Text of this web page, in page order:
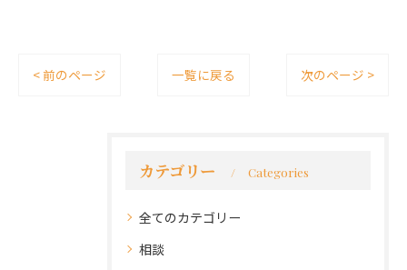
< 前のページ 一覧に戻る 次のページ >
カテゴリー Categories
全てのカテゴリー
相談